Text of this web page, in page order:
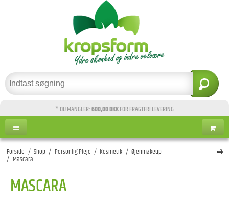
* DU MANGLER:600,00 DKKFOR FRAGTFRI LEVERING
Forside / Shop / Personlig Pleje / Kosmetik / Øjenmakeup
/ Mascara
MASCARA